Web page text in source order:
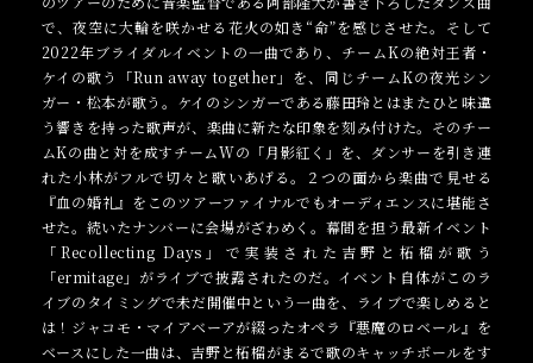
で、夜空に大輪を咲かせる花火の如き“命”を感じさせた。そして
2022年ブライダルイベントの一曲であり、チームKの絶対王者・
ケイの歌う「Run away together」を、同じチームKの夜光シン
ガー・松本が歌う。ケイのシンガーである藤田玲とはまたひと味違
う響きを持った歌声が、楽曲に新たな印象を刻み付けた。そのチー
ムKの曲と対を成すチームWの「月影紅く」を、ダンサーを引き連
れた小林がフルで切々と歌いあげる。２つの面から楽曲で見せる
『血の婚礼』をこのツアーファイナルでもオーディエンスに堪能さ
せた。続いたナンバーに会場がざわめく。幕間を担う最新イベント
「Recollecting Days」で実装された吉野と柘榴が歌う
「ermitage」がライブで披露されたのだ。イベント自体がこのラ
イブのタイミングで未だ開催中という一曲を、ライブで楽しめると
は！ジャコモ・マイアベーアが綴ったオペラ『悪魔のロベール』を
ベースにした一曲は、吉野と柘榴がまるで歌のキャッチボールをす